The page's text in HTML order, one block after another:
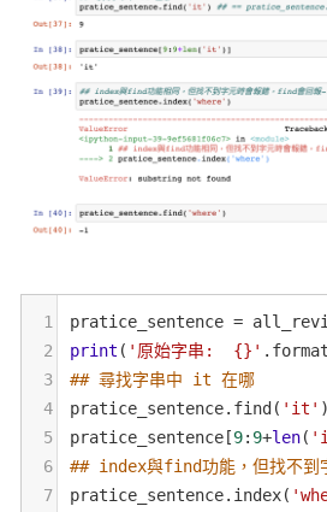
1 pratice_sentence =
2
print ( '原始字串:  {}' . format
3
## 尋找字串中 it 在哪
4
pratice_sentence. find ( 'it'
5
pratice_sentence [9: 9+len(
6
## index與find功能，但找不到
7
pratice_sentence. index(